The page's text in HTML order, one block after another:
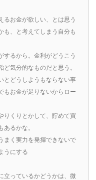
るお金が欲しい、とは思う
も、と考えてしまう自分も
するから。金利がどうこう
気分的なものだと思う。
とどうしようもならない事
もお金が足りないからロー
りくりとかして、貯めて買
るかな。
まく実力を発揮できないで
うにする
立っているかどうかは、微